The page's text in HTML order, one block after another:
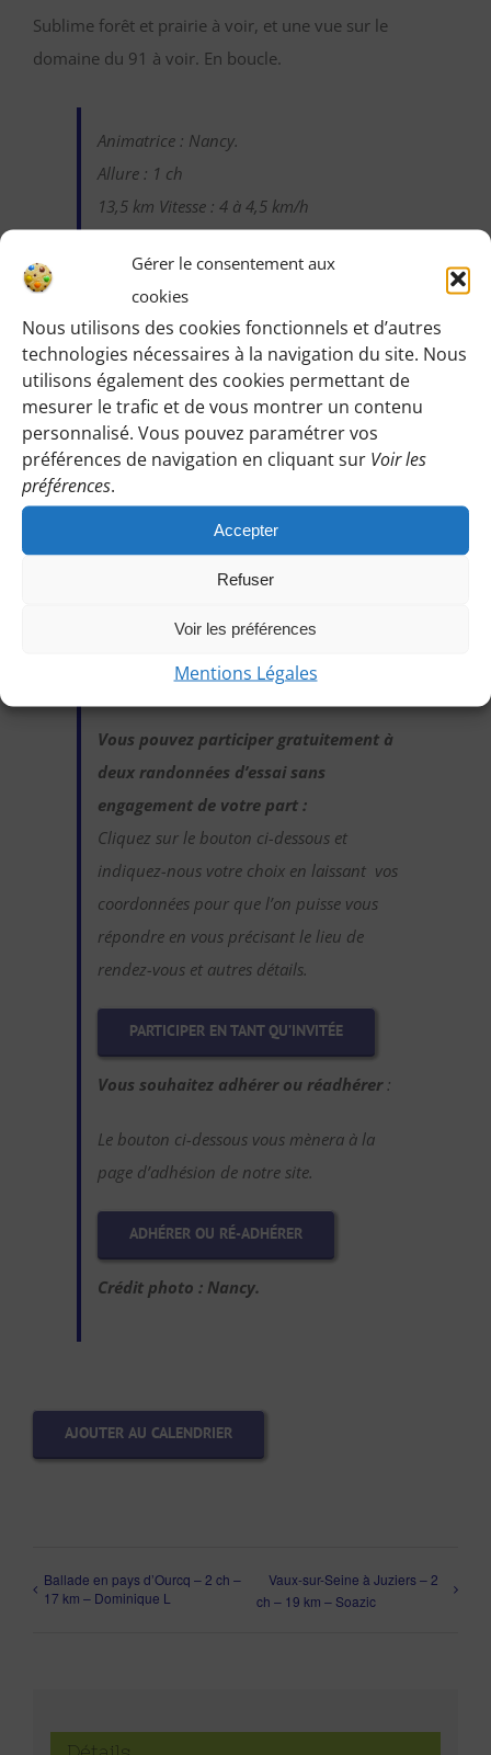
Gérer le consentement aux
cookies
Nous utilisons des cookies fonctionnels et d’autres
technologies nécessaires à la navigation du site. Nous
utilisons également des cookies permettant de
mesurer le trafic et de vous montrer un contenu
personnalisé. Vous pouvez paramétrer vos
préférences de navigation en cliquant sur Voir les
préférences.
Accepter
Refuser
Voir les préférences
Mentions Légales
Sublime forêt et prairie à voir, et une vue sur le
domaine du 91 à voir. En boucle.
Animatrice : Nancy.
Allure : 1 ch
13,5 km Vitesse : 4 à 4,5 km/h
Dénivelés : oui (les bâtons sont
conseillers)
Identifiez-vous pour voir les détails de
cette randonnée:
Une fois identifiée en tant qu’adhérente,
vous pourrez accéder à toutes les
informations de rendez-vous, horaires,
M’IDENTIFIER
Vous pouvez participer gratuitement à
deux randonnées d’essai sans
engagement de votre part :
Cliquez sur le bouton ci-dessous et
indiquez-nous votre choix en laissant vos
coordonnées pour que l’on puisse vous
répondre en vous précisant le lieu de
rendez-vous et autres détails.
PARTICIPER EN TANT QU’INVITÉE
Vous souhaitez adhérer ou réadhérer:
Le bouton ci-dessous vous mènera à la
page d’adhésion de notre site.
ADHÉRER OU RÉ-ADHÉRER
Crédit photo : Nancy.
AJOUTER AU CALENDRIER
Ballade en pays d’Ourcq – 2 ch –
17 km – Dominique L
Vaux-sur-Seine à Juziers – 2
ch – 19 km – Soazic